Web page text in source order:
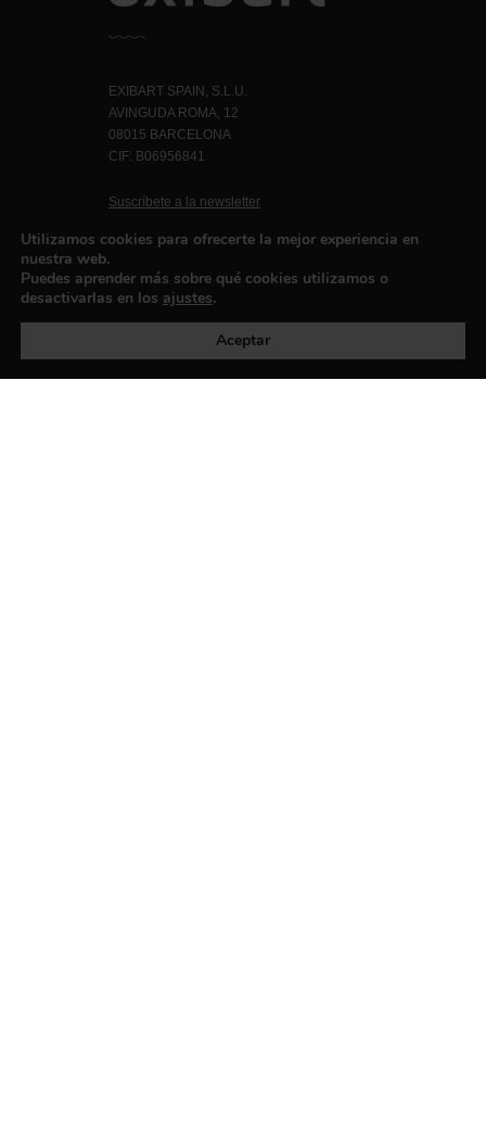
EXIBART SPAIN, S.L.U.
AVINGUDA ROMA, 12
08015 BARCELONA
CIF: B06956841
Suscríbete a la newsletter
Política de privacidad
Utilizamos cookies para ofrecerte la mejor experiencia en
nuestra web.
Puedes aprender más sobre qué cookies utilizamos o
desactivarlas en los ajustes.
Aceptar